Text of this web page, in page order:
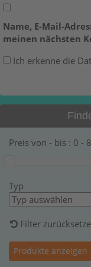
Name, E-Mail-
meinen nächsten
Ich erkenne die
Preis von - bis : 0 -
Typ
Filter